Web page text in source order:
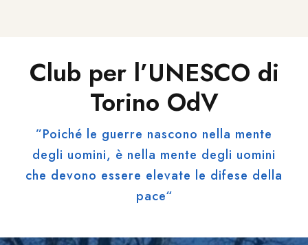
Club per l’UNESCO di
Torino OdV
”Poiché le guerre nascono nella mente
degli uomini, è nella mente degli uomini
che devono essere elevate le difese della
pace“